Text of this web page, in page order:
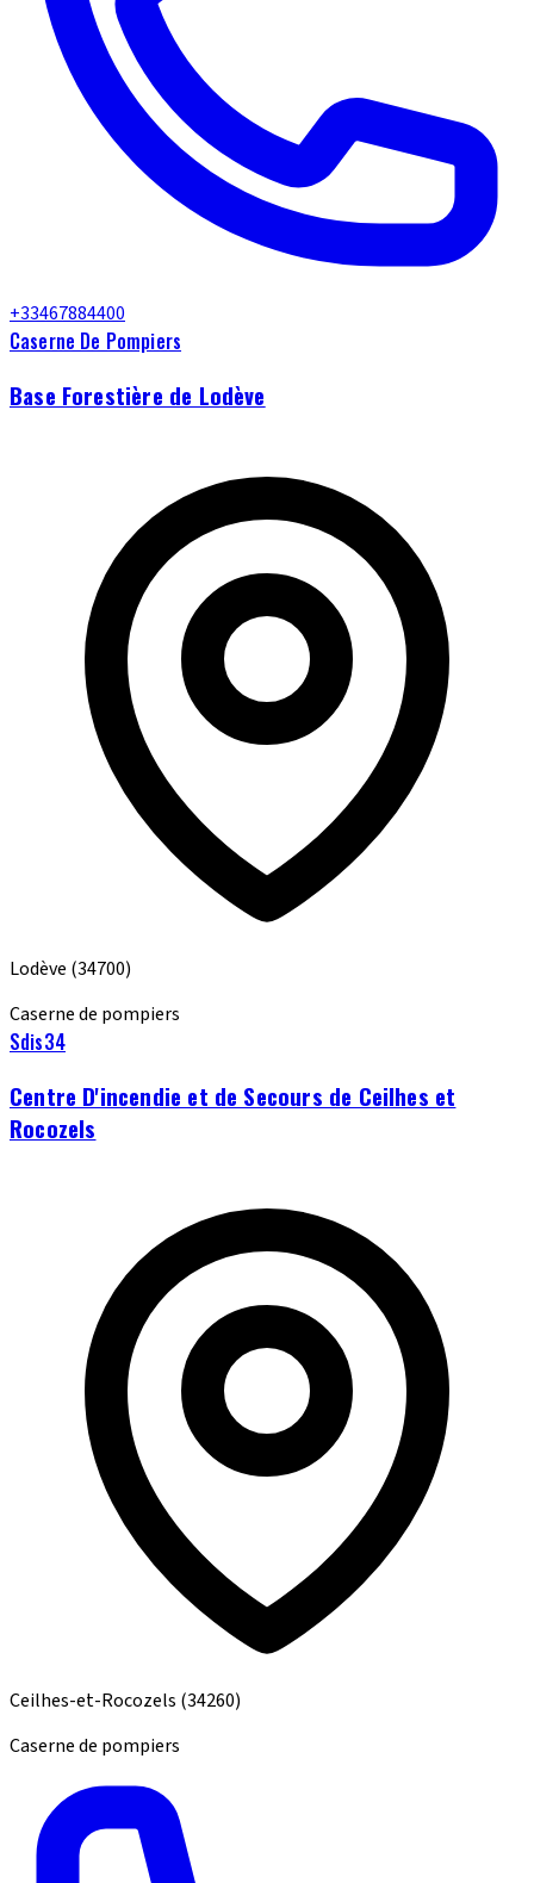
+33467884400
Caserne De Pompiers
Base Forestière de Lodève
Lodève (34700)
Caserne de pompiers
Sdis34
Centre D'incendie et de Secours de Ceilhes et
Rocozels
Ceilhes-et-Rocozels (34260)
Caserne de pompiers